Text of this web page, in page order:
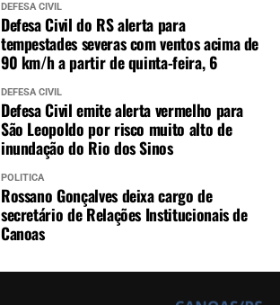
DEFESA CIVIL
Defesa Civil do RS alerta para
tempestades severas com ventos acima de
90 km/h a partir de quinta-feira, 6
DEFESA CIVIL
Defesa Civil emite alerta vermelho para
São Leopoldo por risco muito alto de
inundação do Rio dos Sinos
POLÍTICA
Rossano Gonçalves deixa cargo de
secretário de Relações Institucionais de
Canoas